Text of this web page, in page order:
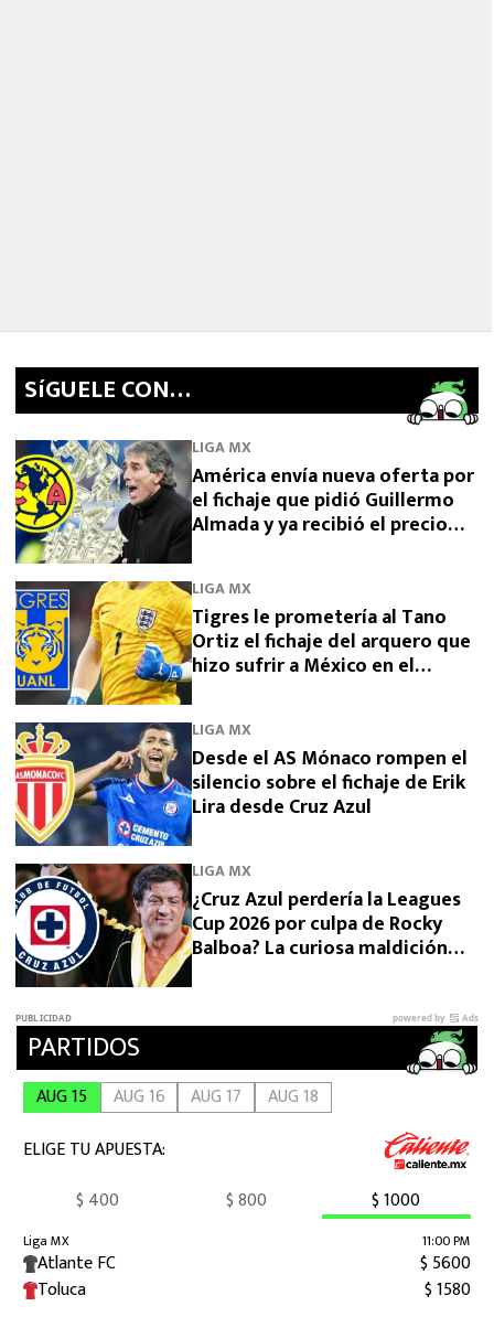
SíGUELE CON…
LIGA MX
América envía nueva oferta por
el fichaje que pidió Guillermo
Almada y ya recibió el precio
LIGA MX
Tigres le prometería al Tano
Ortiz el fichaje del arquero que
hizo sufrir a México en el
LIGA MX
Desde el AS Mónaco rompen el
silencio sobre el fichaje de Erik
Lira desde Cruz Azul
LIGA MX
¿Cruz Azul perdería la Leagues
Cup 2026 por culpa de Rocky
Balboa? La curiosa maldición